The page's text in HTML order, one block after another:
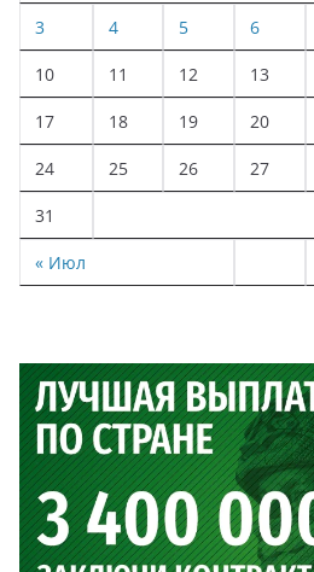
« Июл
3 4 5 6
10 11 12 13
17 18 19 20
24 25 26 27
31